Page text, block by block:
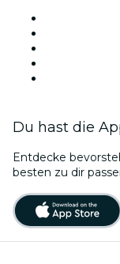
Du hast die
Entdecke
besten zu dir